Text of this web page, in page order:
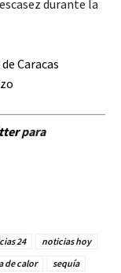
durante la
Caracas
para
24
noticias hoy
de calor
sequía